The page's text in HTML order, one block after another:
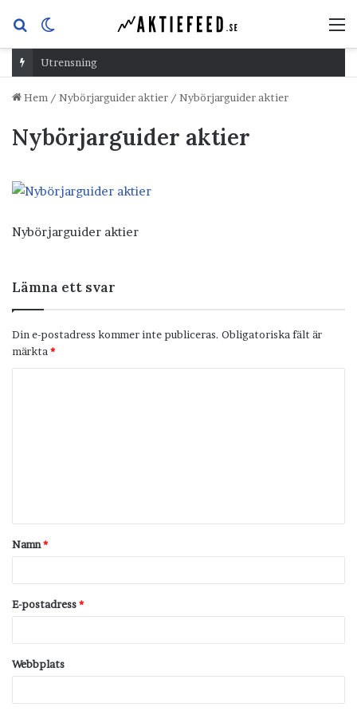
Sök
efterskin
Utrensning
Hem / Nybörjarguider aktier / Nybörjarguider aktier
Nybörjarguider aktier
Nybörjarguider aktier
Lämna ett svar
Din e-postadress kommer inte publiceras. Obligatoriska fält är
märkta *
t
a
Namn*
E-postadress*
Webbplats